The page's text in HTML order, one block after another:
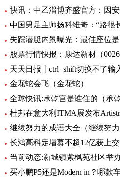
中国男足主帅扬科维奇：“路很
天天日报丨ctrl+shift切换不了输
金花蛇会飞（金花蛇）
全球快讯:承乾宫是谁住的（承乾
杜邦在意大利ITMA展发布
继续努力的成语大全（继续努
买小鹏P5还是Modern in？哪款